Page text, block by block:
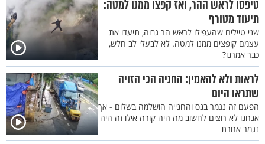
טיפסו לראש ההר, ואז קפצו ממנו למטה:
תיעוד מטורף
שני טיילים שהעפילו לראש הר גבוה, תיעדו את
עצמם קופצים ממנו למטה. לא לבעלי לב חלש,
כבר אמרנו?
לראות ולא להאמין: החניה הכי הזויה
שתראו היום
הפעם זה נגמר בנס והחנייה הושלמה בשלום - אך
אנחנו לא רוצים לחשוב מה היה קורה אילו זה היה
נגמר אחרת